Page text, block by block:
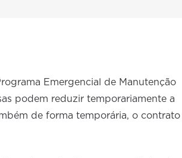
Emergencial de Manutenção
podem reduzir temporariamente a
de forma temporária, o contrato